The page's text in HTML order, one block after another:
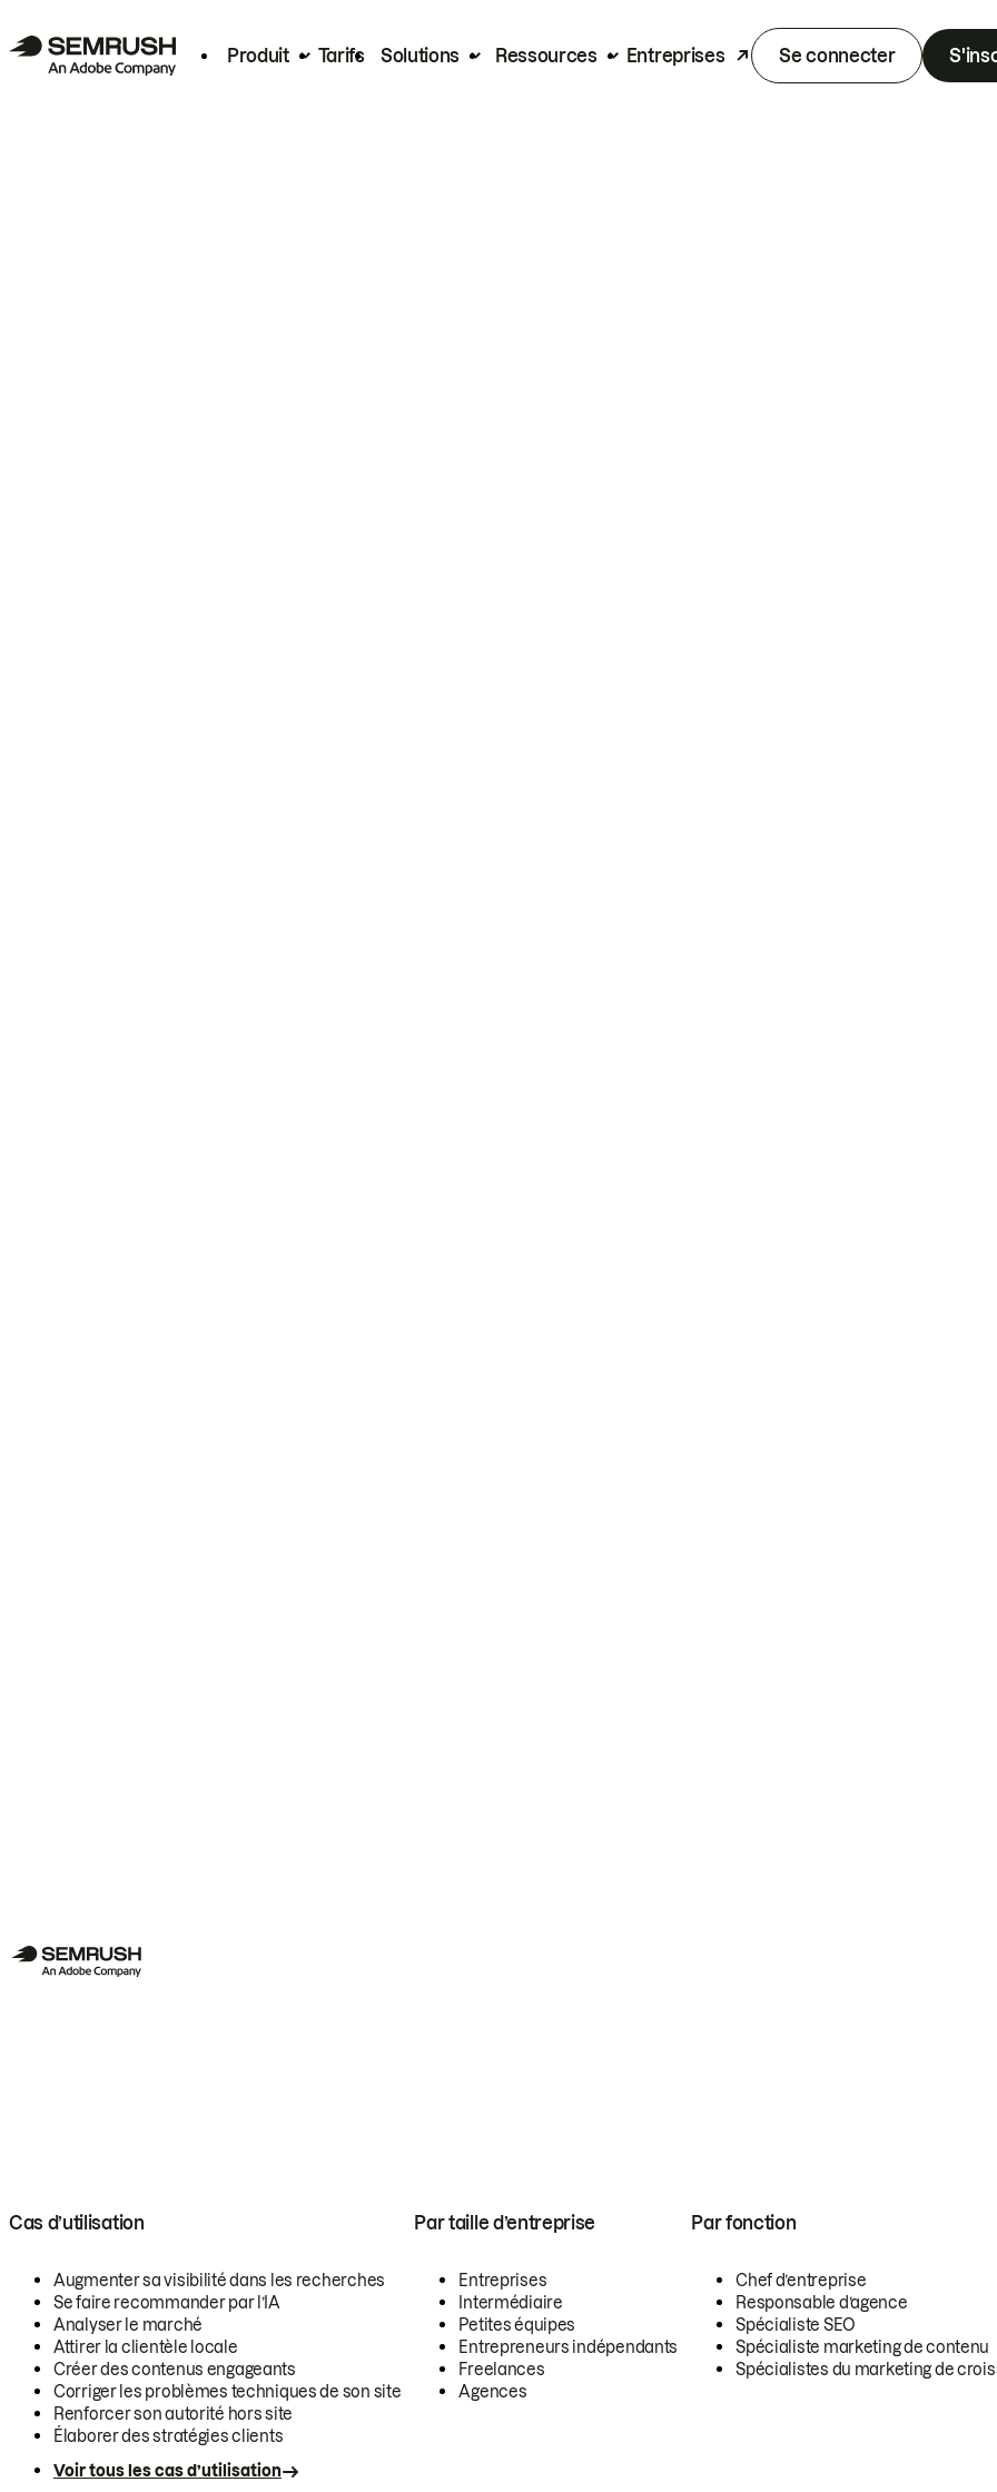
Produit Tarifs Solutions Ressources Entreprises Se connecter
Cas d’utilisation
Augmenter sa visibilité dans les recherches
Se faire recommander par l’IA
Analyser le marché
Attirer la clientèle locale
Créer des contenus engageants
Corriger les problèmes techniques de son site
Renforcer son autorité hors site
Élaborer des stratégies clients
Voir tous les cas d’utilisation
Par taille d’entreprise
Entreprises
Intermédiaire
Petites équipes
Entrepreneurs indépendants
Freelances
Agences
Par fonction
Chef d’entreprise
Responsable d’agence
Spécialiste SEO
Spécialiste marketing de contenu
Spécialistes du marketing de